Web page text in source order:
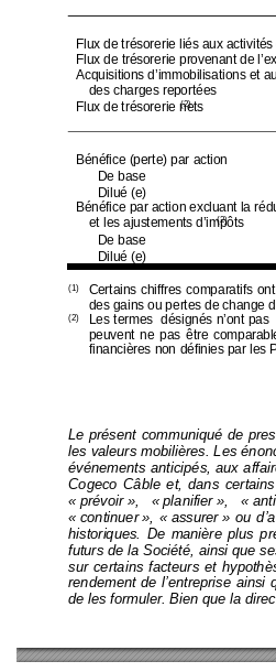
Flux de trésorerie liés aux activités
Flux de trésorerie provenant de
Acquisitions d’immobilisations et
des charges reportées
Flux de trésorerie nets
(2)
Bénéfice (perte) par action
De base
Dilué (e)
Bénéfice par action excluant la ré
et les ajustements d’impôts
(2)
De base
Dilué (e)
(1) Certains chiffres comparatifs
des gains ou pertes de change
(2)
Les termes  désignés n’ont
peuvent ne pas être
financières non définies par les
Le présent communiqué de pre
les valeurs mobilières. Les
événements anticipés, aux
Cogeco Câble et, dans
« prévoir »,
« planifier », «
« continuer »,
« assurer » ou
historiques. De manière plus
futurs de la Société, ainsi que
sur certains facteurs et hypot
rendement de l’entreprise ainsi
de les formuler. Bien que la